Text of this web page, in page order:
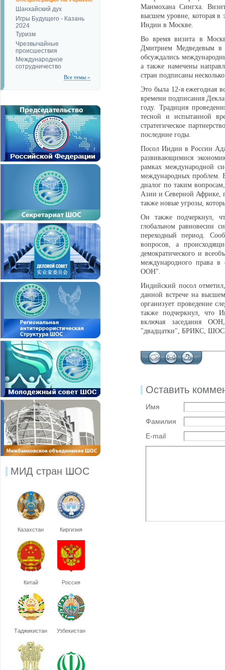
Шанхайский дух
Игры Будущего - Казань
2024
Туризм
Чрезвычайные
происшествия
Международное
сотрудничество
Все темы »
МИД стран ШОС
Казахстан Киргизия
Китай Россия
Таджикистан Узбекистан
Манмохана Сингха.
высшем уровне, которая
Индии в Москве.
Во время визита в
Дмитрием Медведевым в
обсуждались
а также намечены
стран подписаны
Это была 12-я ежегодная
времени подписания
году. Традиция
тесной и испытанной
стратегическое
последние годы.
Посол Индии в России
развивающимися
рамках международной
международных проблем.
диалог по таким
Азии и Северной Африке,
также новые угрозы,
Он также подчеркнул,
глобальном равновесии
переходный период.
вопросов, а
демократического и
международного права
ООН".
Индийский посол
данной встрече на
организует проведение
также подчеркнул, что
включая заседания
"двадцатки", БРИКС, ШОС,
Оставить
Имя
Фамилия
E-mail